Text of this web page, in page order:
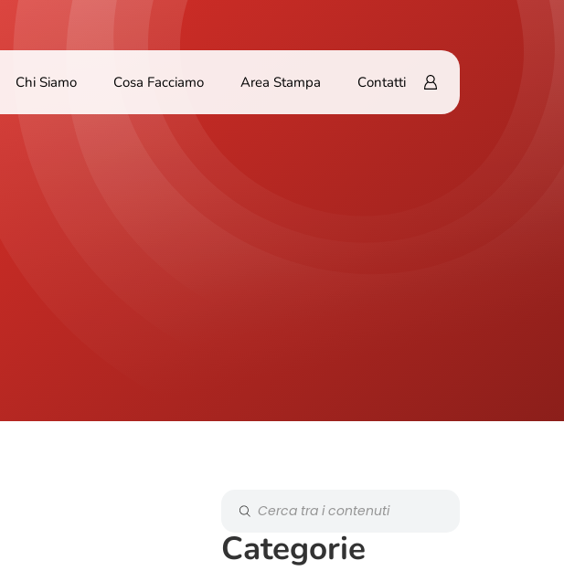
Chi Siamo Cosa Facciamo Area Stampa Contatti
Categorie